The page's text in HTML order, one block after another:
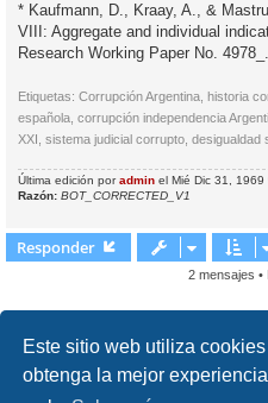
Este sitio web utiliza
obtenga la mejor
* Kaufmann, D., Kraay, A., &
VIII: Aggregate and individual
Research Working Paper No.
Etiquetas: Corrupción Argentina, historia
española, corrupción independencia
XXI, sistema judicial corrupto, desigualdad
Última edición poradmin el Mié Dic 31,
Razón: BOT_CORRECTED_V1
Responder
2 mensajes •
Borrar
Desarrollado por ® Forum Software ©